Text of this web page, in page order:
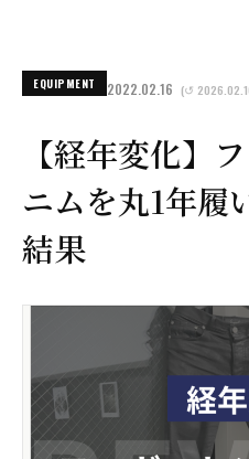
EQUIPMENT 2022.02.16 (↺
【経年変化】
ニムを丸1年履
結果